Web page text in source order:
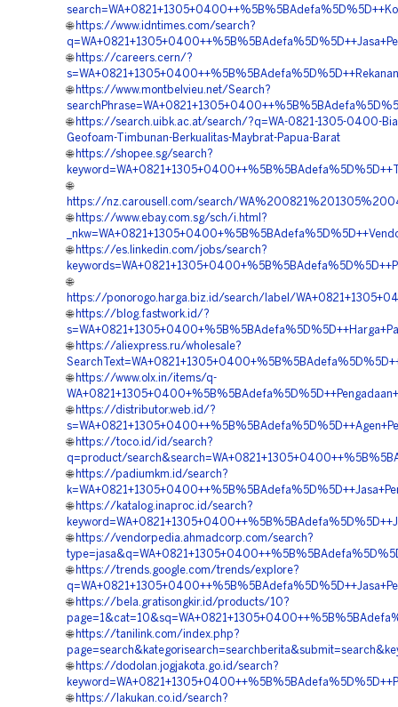
🌐 https://www.idntimes.com/search?
🌐 https://careers.cern/?
🌐 https://www.montbelvieu.net/Search?
🌐 https://search.uibk.ac.at/search/?q=WA-0821-1305-0400-
Geofoam-Timbunan-Berkualitas-Maybrat-Papua-Barat
🌐 https://shopee.sg/search?
🌐
https://nz.carousell.com/search/
🌐 https://www.ebay.com.sg/sch/i.html?
🌐 https://es.linkedin.com/jobs/search?
🌐
https://ponorogo.harga.biz.id/search/label/
🌐 https://blog.fastwork.id/?
🌐 https://aliexpress.ru/wholesale?
🌐 https://www.olx.in/items/q-
🌐 https://distributor.web.id/?
🌐 https://toco.id/id/search?
q=product/
🌐 https://padiumkm.id/search?
🌐 https://katalog.inaproc.id/search?
🌐 https://vendorpedia.ahmadcorp.com/search?
🌐 https://trends.google.com/trends/explore?
🌐 https://bela.gratisongkir.id/products/10?
🌐 https://tanilink.com/index.php?
🌐 https://dodolan.jogjakota.go.id/search?
🌐 https://lakukan.co.id/search?